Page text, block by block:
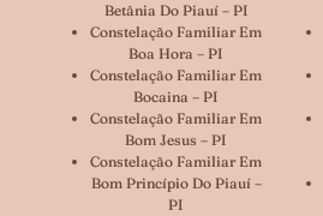
Betânia Do Piauí – PI
Constelação Familiar Em
Boa Hora – PI
Constelação Familiar Em
Bocaina – PI
Constelação Familiar Em
Bom Jesus – PI
Constelação Familiar Em
Bom Princípio Do Piauí –
PI